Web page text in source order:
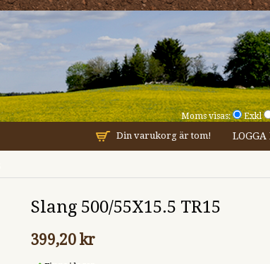
Moms visas: Exkl
LOGGA
Din varukorg är tom!
Slang 500/55X15.5 TR15
399,20 kr